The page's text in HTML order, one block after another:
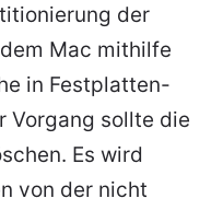
der
Mac mithilfe
in Festplatten-
Vorgang sollte die
Es wird
von der nicht